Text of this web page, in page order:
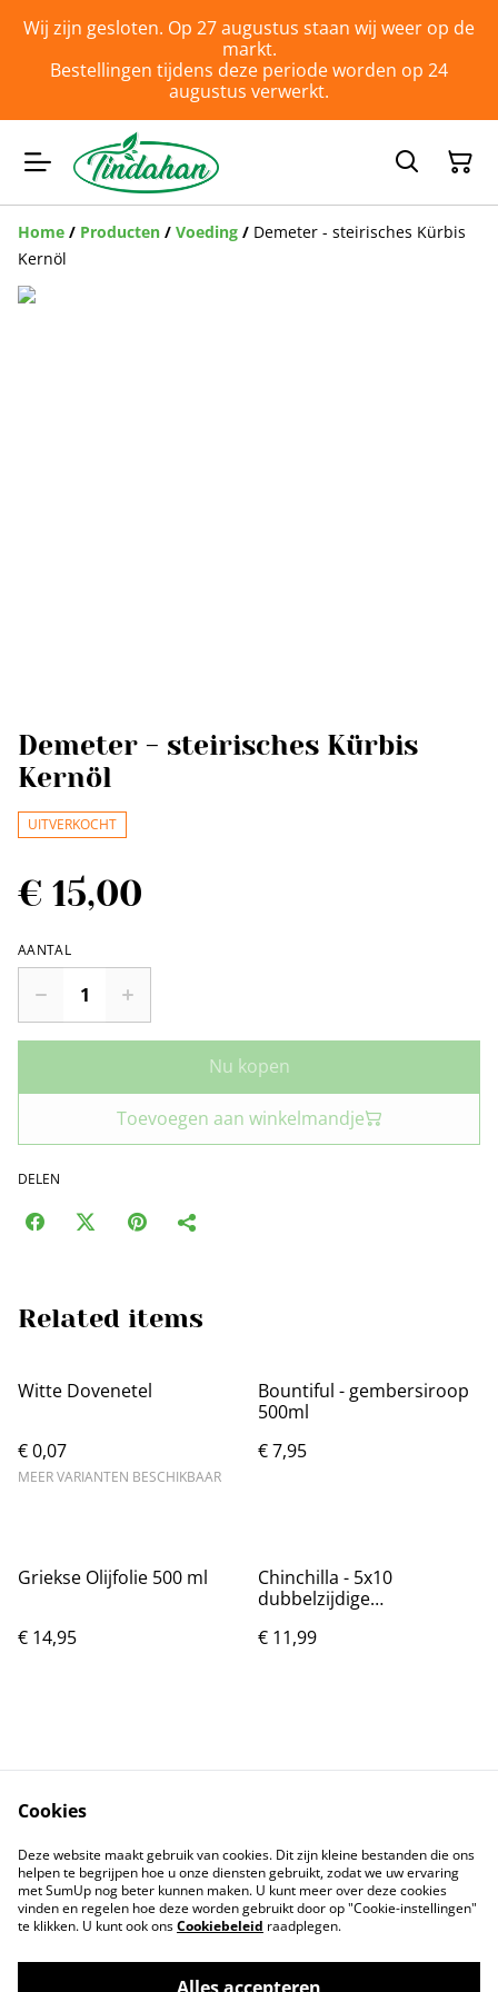
Wij zijn gesloten. Op 27 augustus staan wij weer op de
markt.
Bestellingen tijdens deze periode worden op 24
augustus verwerkt.
Home / Producten / Voeding / Demeter - steirisches Kürbis
Kernöl
Demeter - steirisches Kürbis
Kernöl
UITVERKOCHT
€ 15,00
AANTAL
Nu kopen
Toevoegen aan winkelmandje
DELEN
Related items
Witte Dovenetel
€ 0,07
MEER VARIANTEN BESCHIKBAAR
Bountiful - gembersiroop
500ml
€ 7,95
Griekse Olijfolie 500 ml
€ 14,95
Chinchilla - 5x10
dubbelzijdige
€ 11,99
Contact
Voorwaarden
Privacybeleid
Cookiebeleid
Cookies
Deze website maakt gebruik van cookies. Dit zijn kleine bestanden die ons
helpen te begrijpen hoe u onze diensten gebruikt, zodat we uw ervaring
met SumUp nog beter kunnen maken. U kunt meer over deze cookies
vinden en regelen hoe deze worden gebruikt door op "Cookie-instellingen"
te klikken. U kunt ook onsCookiebeleid raadplegen.